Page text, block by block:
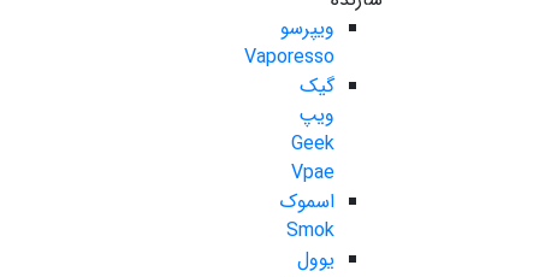
ویپرسو
Vaporesso
گیک
ویپ
Geek
Vpae
اسموک
Smok
یوول